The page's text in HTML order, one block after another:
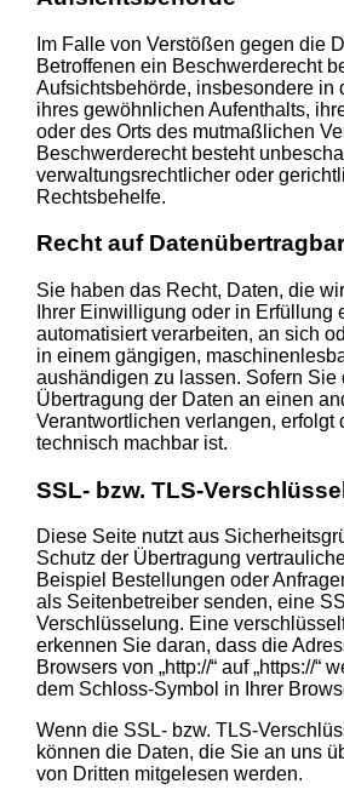
Im Falle von Verstößen gegen die
Betroffenen ein Beschwerderecht
Aufsichtsbehörde, insbesondere in
ihres gewöhnlichen Aufenthalts,
oder des Orts des mutmaßlichen
Beschwerderecht besteht
verwaltungsrechtlicher oder
Rechtsbehelfe.
Recht auf
Sie haben das Recht, Daten, die
Ihrer Einwilligung oder in Erfüllung
automatisiert verarbeiten, an sich
in einem gängigen,
aushändigen zu lassen. Sofern Sie
Übertragung der Daten an einen
Verantwortlichen verlangen, erfolgt
technisch machbar ist.
SSL- bzw. TLS-
Diese Seite nutzt aus
Schutz der Übertragung
Beispiel Bestellungen oder
als Seitenbetreiber senden, eine
Verschlüsselung. Eine
erkennen Sie daran, dass die
Browsers von „http://“ auf „https://“
dem Schloss-Symbol in Ihrer
Wenn die SSL- bzw. TLS-
können die Daten, die Sie an uns
von Dritten mitgelesen werden.